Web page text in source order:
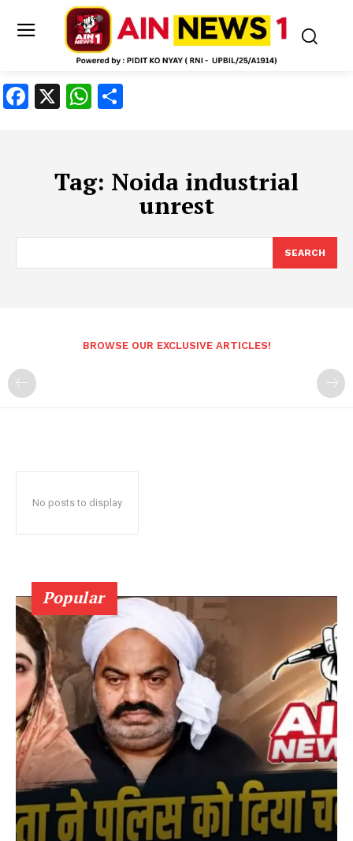
Facebook
X WhatsApp
Tag: Noida industrial
unrest
SEARCH
BROWSE OUR EXCLUSIVE ARTICLES!
No posts to display
Popular